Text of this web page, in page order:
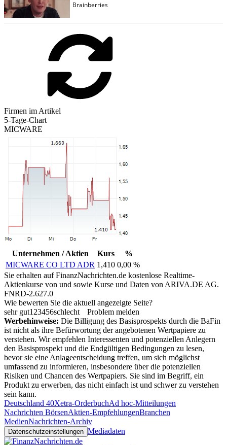
Firmen im Artikel
5-Tage-Chart
MICWARE
Unternehmen / Aktien Kurs
%
MICWARE CO LTD ADR 1,410 0,00 %
Sie erhalten auf FinanzNachrichten.de kostenlose Realtime-
Aktienkurse von und sowie Kurse und Daten von ARIVA.DE AG.
FNRD-2.627.0
Wie bewerten Sie die aktuell angezeigte Seite?
sehr gut1 23456schlecht
Problem melden
Werbehinweise: Die Billigung des Basisprospekts durch die BaFin
ist nicht als ihre Befürwortung der angebotenen Wertpapiere zu
verstehen. Wir empfehlen Interessenten und potenziellen Anlegern
den Basisprospekt und die Endgültigen Bedingungen zu lesen,
bevor sie eine Anlageentscheidung treffen, um sich möglichst
umfassend zu informieren, insbesondere über die potenziellen
Risiken und Chancen des Wertpapiers. Sie sind im Begriff, ein
Produkt zu erwerben, das nicht einfach ist und schwer zu verstehen
sein kann.
Deutschland 40Xetra-OrderbuchAd hoc-Mitteilungen
Nachrichten BörsenAktien-EmpfehlungenBranchen
MedienNachrichten-Archiv
Datenschutzeinstellungen Mediadaten